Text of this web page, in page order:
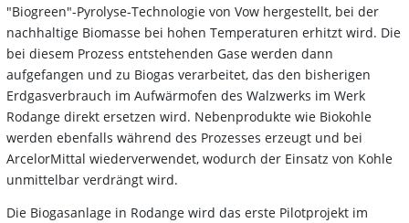
"Biogreen"-Pyrolyse-Technologie von Vow hergestellt, bei der
nachhaltige Biomasse bei hohen Temperaturen erhitzt wird. Die
bei diesem Prozess entstehenden Gase werden dann
aufgefangen und zu Biogas verarbeitet, das den bisherigen
Erdgasverbrauch im Aufwärmofen des Walzwerks im Werk
Rodange direkt ersetzen wird. Nebenprodukte wie Biokohle
werden ebenfalls während des Prozesses erzeugt und bei
ArcelorMittal wiederverwendet, wodurch der Einsatz von Kohle
unmittelbar verdrängt wird.
Die Biogasanlage in Rodange wird das erste Pilotprojekt im